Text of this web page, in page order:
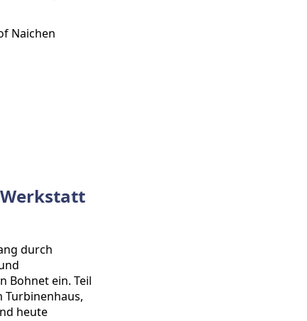
Naichen
durch
Bohnet ein. Teil
Turbinenhaus,
heute